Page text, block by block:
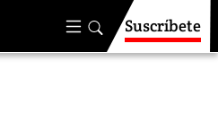
Suscríbete